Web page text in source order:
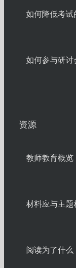
如何降低考试
如何参与研讨
资源
教师教育概览
材料应与主题
阅读为了什么